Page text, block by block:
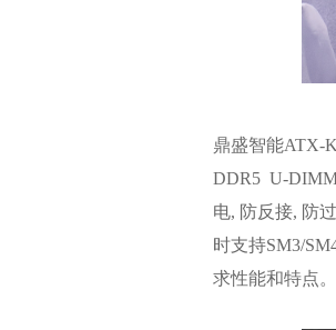
鼎盛智能ATX-
DDR5 U-
电, 防反接, 防
时支持SM3/
求性能和特点。